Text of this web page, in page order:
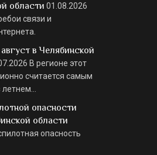
области 01.08.2026
связи и
в Челябинской
В регионе этот
считается самым
летнем…
опасности
области
опасность